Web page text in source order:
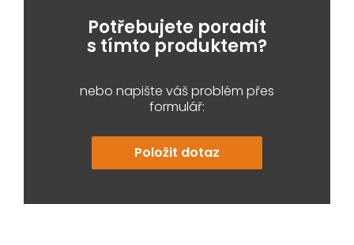
Potřebujete poradit
s tímto produktem?
nebo napište váš problém přes
formulář:
Položit dotaz